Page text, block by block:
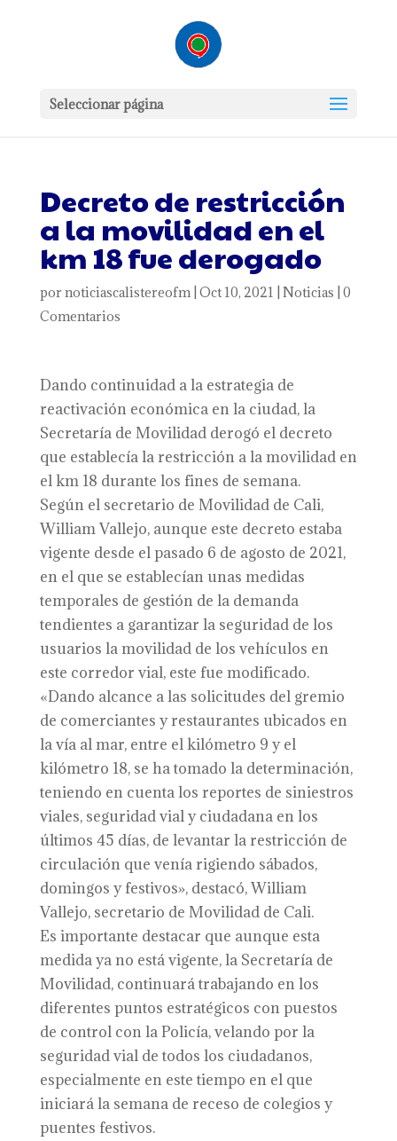
Seleccionar página
Decreto de restricción
a la movilidad en el
km 18 fue derogado
por noticiascalistereofm| Oct 10, 2021 Noticias 0
Comentarios
Dando continuidad a la estrategia de
reactivación económica en la ciudad, la
Secretaría de Movilidad derogó el decreto
que establecía la restricción a la movilidad en
el km 18 durante los fines de semana.
Según el secretario de Movilidad de Cali,
William Vallejo, aunque este decreto estaba
vigente desde el pasado 6 de agosto de 2021,
en el que se establecían unas medidas
temporales de gestión de la demanda
tendientes a garantizar la seguridad de los
usuarios la movilidad de los vehículos en
este corredor vial, este fue modificado.
«Dando alcance a las solicitudes del gremio
de comerciantes y restaurantes ubicados en
la vía al mar, entre el kilómetro 9 y el
kilómetro 18, se ha tomado la determinación,
teniendo en cuenta los reportes de siniestros
viales, seguridad vial y ciudadana en los
últimos 45 días, de levantar la restricción de
circulación que venía rigiendo sábados,
domingos y festivos», destacó, William
Vallejo, secretario de Movilidad de Cali.
Es importante destacar que aunque esta
medida ya no está vigente, la Secretaría de
Movilidad, continuará trabajando en los
diferentes puntos estratégicos con puestos
de control con la Policía, velando por la
seguridad vial de todos los ciudadanos,
especialmente en este tiempo en el que
iniciará la semana de receso de colegios y
puentes festivos.